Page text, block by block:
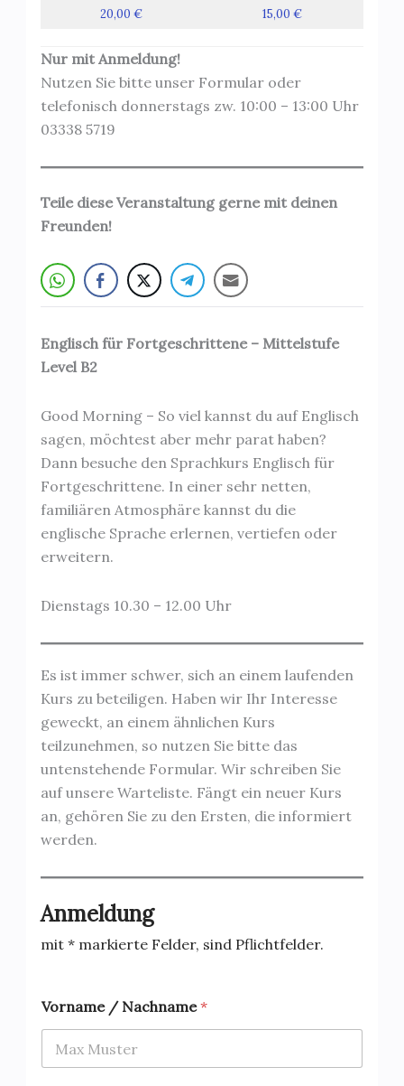
20,00 €
15,00 €
Nur mit Anmeldung!
Nutzen Sie bitte unser Formular oder
telefonisch donnerstags zw. 10:00 – 13:00 Uhr
03338 5719
Teile diese Veranstaltung gerne mit deinen
Freunden!
Englisch für Fortgeschrittene – Mittelstufe
Level B2
Good Morning – So viel kannst du auf Englisch
sagen, möchtest aber mehr parat haben?
Dann besuche den Sprachkurs Englisch für
Fortgeschrittene. In einer sehr netten,
familiären Atmosphäre kannst du die
englische Sprache erlernen, vertiefen oder
erweitern.
Dienstags 10.30 – 12.00 Uhr
Es ist immer schwer, sich an einem laufenden
Kurs zu beteiligen. Haben wir Ihr Interesse
geweckt, an einem ähnlichen Kurs
teilzunehmen, so nutzen Sie bitte das
untenstehende Formular. Wir schreiben Sie
auf unsere Warteliste. Fängt ein neuer Kurs
an, gehören Sie zu den Ersten, die informiert
werden.
Anmeldung
mit * markierte Felder, sind Pflichtfelder.
Vorname / Nachname*